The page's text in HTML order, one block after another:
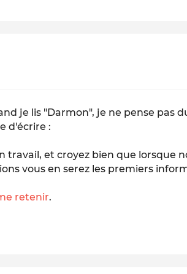
je lis "Darmon", je ne pense pas
d'écrire :
travail, et croyez bien que lorsque
vous en serez les premiers
retenir.